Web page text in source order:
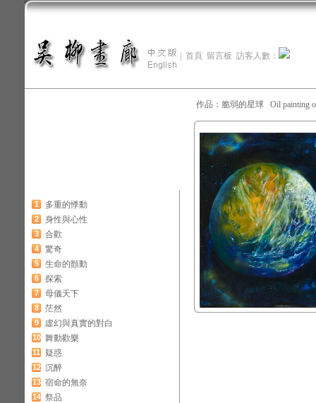
首頁 留言板 訪客人數：
1 多重的悸動
2 身性與心性
3 合歡
4 驚奇
5 生命的顫動
6 探索
7 母儀天下
8 茫然
9 虛幻與真實的對白
10 舞動歡樂
11 疑惑
12 沉醉
13 宿命的無奈
14 祭品
作品：脆弱的星球 Oil painting